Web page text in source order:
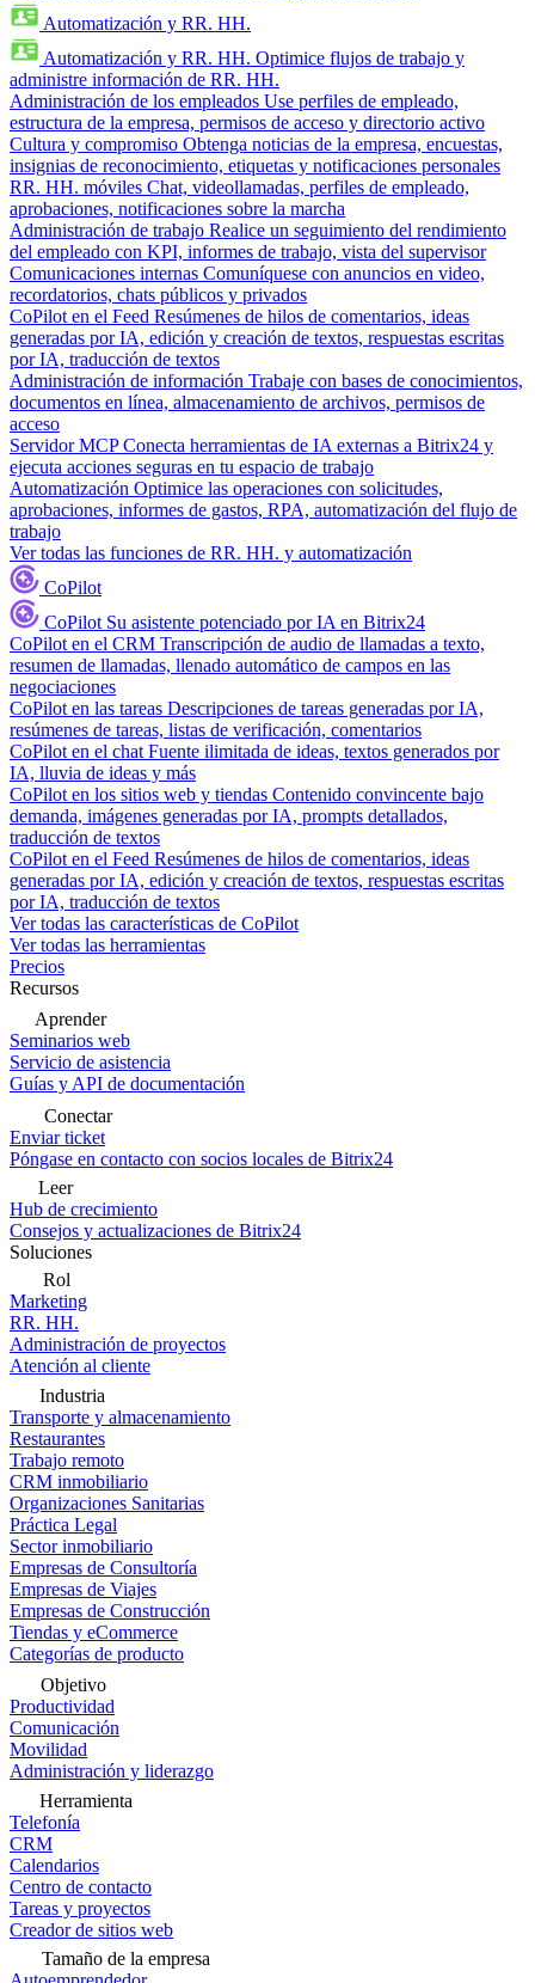
Automatización y RR. HH.
Automatización y RR. HH. Optimice flujos de trabajo y
administre información de RR. HH.
Administración de los empleados Use perfiles de empleado,
estructura de la empresa, permisos de acceso y directorio activo
Cultura y compromiso Obtenga noticias de la empresa, encuestas,
insignias de reconocimiento, etiquetas y notificaciones personales
RR. HH. móviles Chat, videollamadas, perfiles de empleado,
aprobaciones, notificaciones sobre la marcha
Administración de trabajo Realice un seguimiento del rendimiento
del empleado con KPI, informes de trabajo, vista del supervisor
Comunicaciones internas Comuníquese con anuncios en video,
recordatorios, chats públicos y privados
CoPilot en el Feed Resúmenes de hilos de comentarios, ideas
generadas por IA, edición y creación de textos, respuestas escritas
por IA, traducción de textos
Administración de información Trabaje con bases de conocimientos,
documentos en línea, almacenamiento de archivos, permisos de
acceso
Servidor MCP Conecta herramientas de IA externas a Bitrix24 y
ejecuta acciones seguras en tu espacio de trabajo
Automatización Optimice las operaciones con solicitudes,
aprobaciones, informes de gastos, RPA, automatización del flujo de
trabajo
Ver todas las funciones de RR. HH. y automatización
CoPilot
CoPilot Su asistente potenciado por IA en Bitrix24
CoPilot en el CRM Transcripción de audio de llamadas a texto,
resumen de llamadas, llenado automático de campos en las
negociaciones
CoPilot en las tareas Descripciones de tareas generadas por IA,
resúmenes de tareas, listas de verificación, comentarios
CoPilot en el chat Fuente ilimitada de ideas, textos generados por
IA, lluvia de ideas y más
CoPilot en los sitios web y tiendas Contenido convincente bajo
demanda, imágenes generadas por IA, prompts detallados,
traducción de textos
CoPilot en el Feed Resúmenes de hilos de comentarios, ideas
generadas por IA, edición y creación de textos, respuestas escritas
por IA, traducción de textos
Ver todas las características de CoPilot
Ver todas las herramientas
Precios
Recursos
Aprender
Seminarios web
Servicio de asistencia
Guías y API de documentación
Conectar
Enviar ticket
Póngase en contacto con socios locales de Bitrix24
Leer
Hub de crecimiento
Consejos y actualizaciones de Bitrix24
Soluciones
Rol
Marketing
RR. HH.
Administración de proyectos
Atención al cliente
Industria
Transporte y almacenamiento
Restaurantes
Trabajo remoto
CRM inmobiliario
Organizaciones Sanitarias
Práctica Legal
Sector inmobiliario
Empresas de Consultoría
Empresas de Viajes
Empresas de Construcción
Tiendas y eCommerce
Categorías de producto
Objetivo
Productividad
Comunicación
Movilidad
Administración y liderazgo
Herramienta
Telefonía
CRM
Calendarios
Centro de contacto
Tareas y proyectos
Creador de sitios web
Tamaño de la empresa